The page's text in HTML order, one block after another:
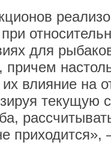
для
влияние на
текущую
приходится»,